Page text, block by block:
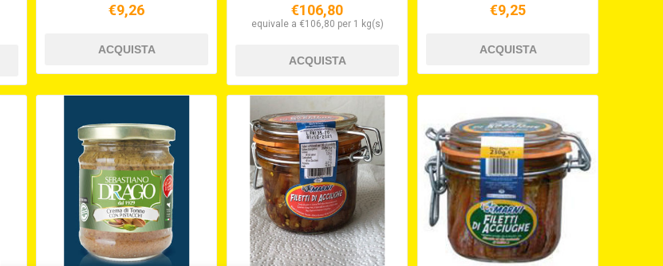
€9,26 €106,80
equivale a €106,80 per 1 kg(s)
€9,25